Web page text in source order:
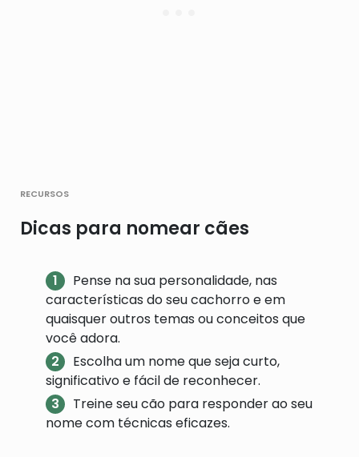
recursos
Dicas para nomear cães
Pense na sua personalidade, nas
características do seu cachorro e em
quaisquer outros temas ou conceitos que
você adora.
Escolha um nome que seja curto,
significativo e fácil de reconhecer.
Treine seu cão para responder ao seu
nome com técnicas eficazes.